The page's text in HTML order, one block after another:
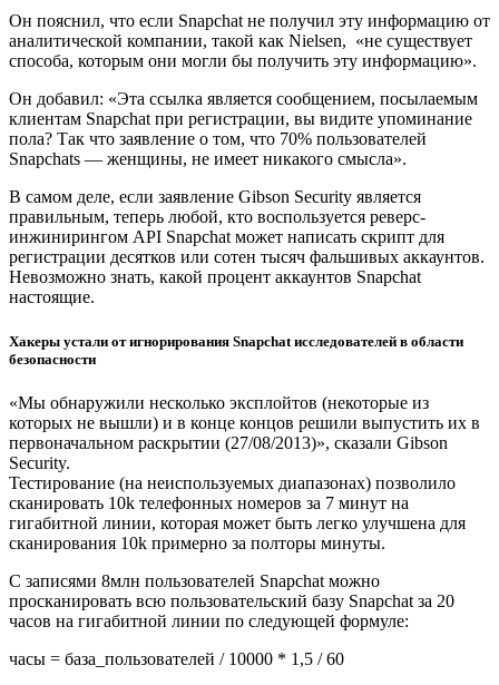
Он пояснил, что если Snapchat не получил эту информацию от
аналитической компании, такой как Nielsen, «не существует
способа, которым они могли бы получить эту информацию».
Он добавил: «Эта ссылка является сообщением, посылаемым
клиентам Snapchat при регистрации, вы видите упоминание
пола? Так что заявление о том, что 70% пользователей
Snapchats — женщины, не имеет никакого смысла».
В самом деле, если заявление Gibson Security является
правильным, теперь любой, кто воспользуется реверс-
инжинирингом API Snapchat может написать скрипт для
регистрации десятков или сотен тысяч фальшивых аккаунтов.
Невозможно знать, какой процент аккаунтов Snapchat
настоящие.
Хакеры устали от игнорирования Snapchat исследователей в области
безопасности
«Мы обнаружили несколько эксплойтов (некоторые из
которых не вышли) и в конце концов решили выпустить их в
первоначальном раскрытии (27/08/2013)», сказали Gibson
Security.
Тестирование (на неиспользуемых диапазонах) позволило
сканировать 10k телефонных номеров за 7 минут на
гигабитной линии, которая может быть легко улучшена для
сканирования 10k примерно за полторы минуты.
С записями 8млн пользователей Snapchat можно
просканировать всю пользовательский базу Snapchat за 20
часов на гигабитной линии по следующей формуле:
часы = база_пользователей / 10000 * 1,5 / 60